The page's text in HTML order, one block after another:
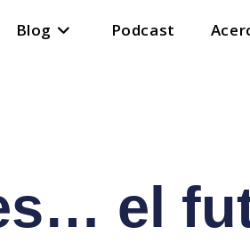
Blog Podcast
el